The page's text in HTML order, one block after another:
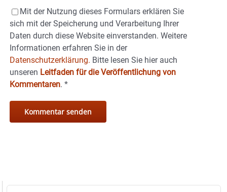
Mit der Nutzung dieses Formulars erklären Sie
sich mit der Speicherung und Verarbeitung Ihrer
Daten durch diese Website einverstanden. Weitere
Informationen erfahren Sie in der
Datenschutzerklärung. Bitte lesen Sie hier auch
unseren Leitfaden für die Veröffentlichung von
Kommentaren. *